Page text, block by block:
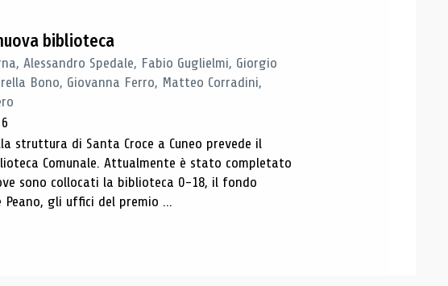
biblioteca
Alessandro Spedale, Fabio Guglielmi, Giorgio
Bono, Giovanna Ferro, Matteo Corradini,
struttura di Santa Croce a Cuneo prevede il
Comunale. Attualmente è stato completato
sono collocati la biblioteca 0-18, il fondo
Peano, gli uffici del premio ...